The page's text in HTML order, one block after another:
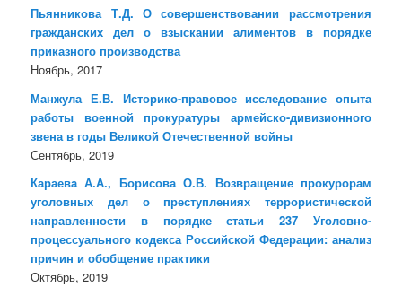
Пьянникова Т.Д. О совершенствовании рассмотрения
гражданских дел о взыскании алиментов в порядке
приказного производства
Ноябрь, 2017
Манжула Е.В. Историко-правовое исследование опыта
работы военной прокуратуры армейско-дивизионного
звена в годы Великой Отечественной войны
Сентябрь, 2019
Караева А.А., Борисова О.В. Возвращение прокурорам
уголовных дел о преступлениях террористической
направленности в порядке статьи 237 Уголовно-
процессуального кодекса Российской Федерации: анализ
причин и обобщение практики
Октябрь, 2019